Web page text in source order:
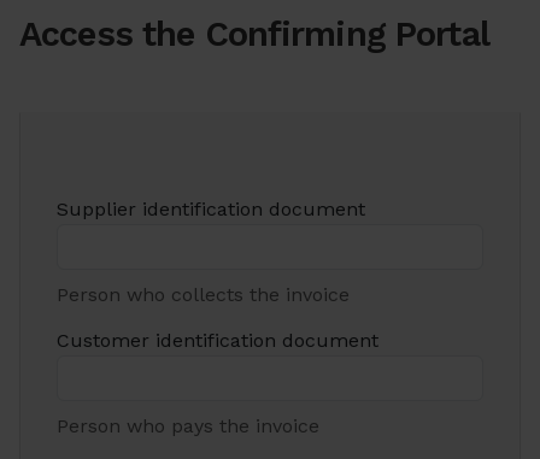
Access the Confirming Portal
Supplier identification document
Person who collects the invoice
Customer identification document
Person who pays the invoice